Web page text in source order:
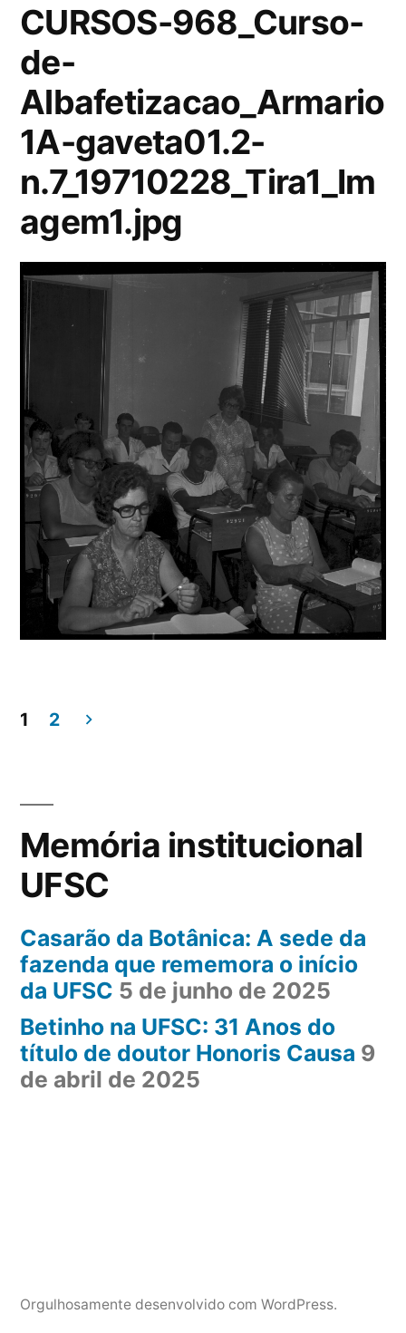
CURSOS-968_Curso-
de-
Albafetizacao_Armario
1A-gaveta01.2-
n.7_19710228_Tira1_Im
agem1.jpg
de
posts
1 2
Memória institucional
UFSC
Casarão da Botânica: A sede da
fazenda que rememora o início
da UFSC 5 de junho de 2025
Betinho na UFSC: 31 Anos do
título de doutor Honoris Causa 9
de abril de 2025
Orgulhosamente desenvolvido com WordPress.